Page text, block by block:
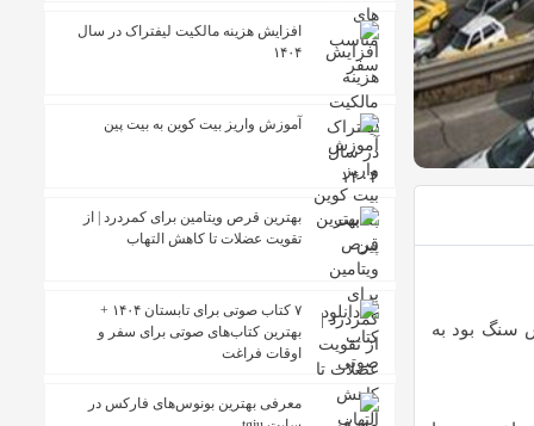
سنگ بود به
افزایش هزینه مالکیت لیفتراک در سال
۱۴۰۴
آموزش واریز بیت کوین به بیت پین
بهترین قرص ویتامین برای کمردرد | از
تقویت عضلات تا کاهش التهاب
۷ کتاب صوتی برای تابستان ۱۴۰۴ +
بهترین کتاب‌های صوتی برای سفر و
اوقات فراغت
معرفی بهترین بونوس‌های فارکس در